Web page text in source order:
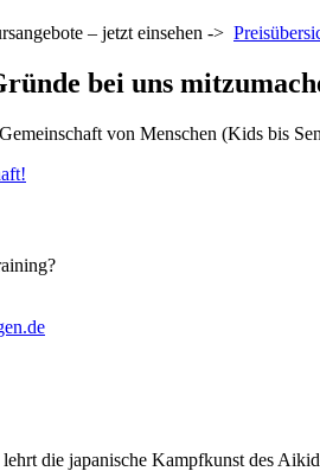
– jetzt einsehen ->
bei uns
von Menschen (Kids bis
die japanische Kampfkunst des